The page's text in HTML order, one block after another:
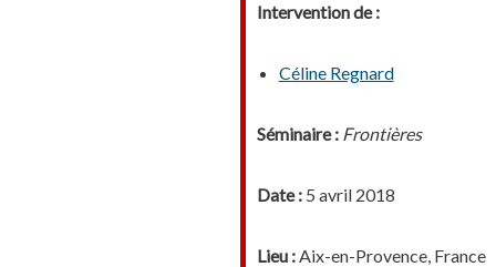
Intervention de :
Céline Regnard
Séminaire :Frontières
Date :5 avril 2018
Lieu :Aix-en-Provence, France